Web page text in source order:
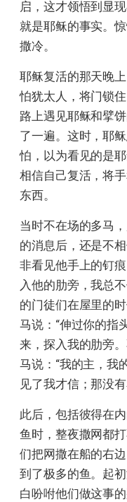
启，这才领悟到显
就是耶稣的事实。
撒冷。
耶稣复活的那天晚
怕犹太人，将门锁
路上遇见耶稣和擘
了一遍。这时，耶
怕，以为看见的是
相信自己复活，将
东西。
当时不在场的多马
的消息后，还是不
非看见他手上的钉
入他的肋旁，我总
的门徒们在屋里的
马说：“伸过你的指
来，探入我的肋旁
马说：“我的主，我
见了我才信；那没
此后，包括彼得在
鱼时，整夜撒网都
们把网撒在船的右
到了极多的鱼。起
白吩咐他们做这事